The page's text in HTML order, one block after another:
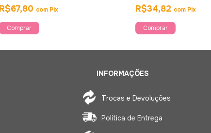
R$67,80 com Pix R$34,82 com Pix
INFORMAÇÕES
Trocas e Devoluções
Política de Entrega